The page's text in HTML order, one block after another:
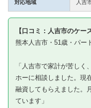
対応地域 人吉
【口コミ：人吉市のケー
熊本人吉市・51歳・パー
「人吉市で家計が苦し
ホーに相談しました。現
融資してもらえました。
ています」